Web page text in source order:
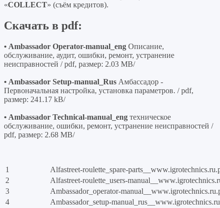
«COLLECT» (съём кредитов).
Скачать в pdf:
• Ambassador Operator-manual_eng Описание,
обслуживание, аудит, ошибки, ремонт, устранение
неисправностей / pdf, размер: 2.03 MB/
• Ambassador Setup-manual_Rus Амбассадор -
Первоначальная настройка, установка параметров. / pdf,
размер: 241.17 kB/
• Ambassador Technical-manual_eng техническое
обслуживание, ошибки, ремонт, устранение неисправностей /
pdf, размер: 2.68 MB/
1
Alfastreet-roulette_spare-
2
Alfastreet-roulette_users-
3
Ambassador_operator-
4
Ambassador_setup-